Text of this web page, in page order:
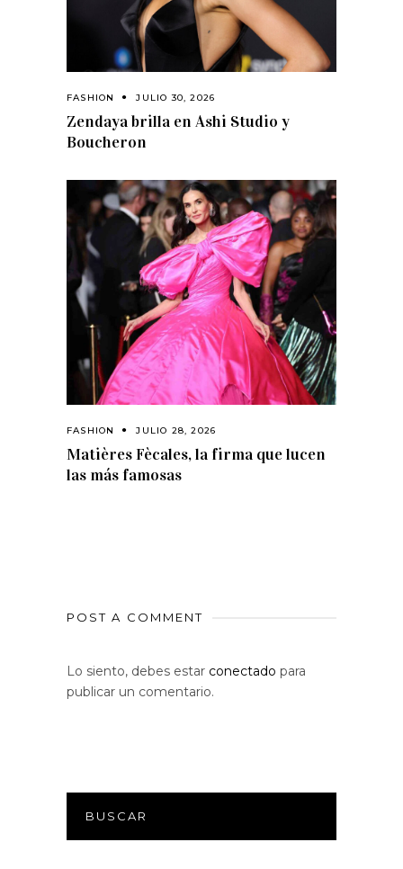
FASHION JULIO 30, 2026
Zendaya brilla en Ashi Studio y
Boucheron
FASHION JULIO 28, 2026
Matières Fècales, la firma que lucen
las más famosas
POST A COMMENT
Lo siento, debes estar conectado para
publicar un comentario.
BUSCAR